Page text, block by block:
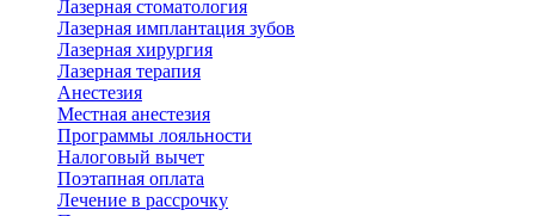
Лазерная стоматология
Лазерная имплантация зубов
Лазерная хирургия
Лазерная терапия
Анестезия
Местная анестезия
Программы лояльности
Налоговый вычет
Поэтапная оплата
Лечение в рассрочку